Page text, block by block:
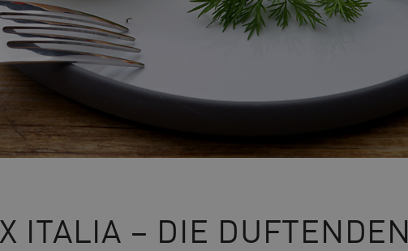
ITALIA – DIE DUFTENDEN